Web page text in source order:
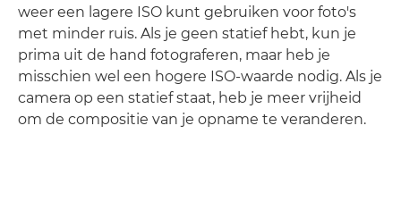
weer een lagere ISO kunt gebruiken voor foto's
met minder ruis. Als je geen statief hebt, kun je
prima uit de hand fotograferen, maar heb je
misschien wel een hogere ISO-waarde nodig. Als je
camera op een statief staat, heb je meer vrijheid
om de compositie van je opname te veranderen.